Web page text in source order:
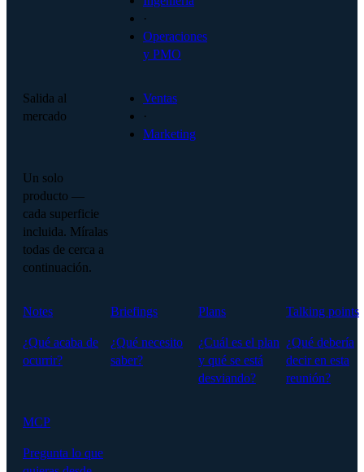
·
Operaciones
y PMO
Salida al
mercado
Ventas
·
Marketing
Un solo
producto —
cada superficie
incluida. Míralas
todas de cerca a
continuación.
Notes
¿Qué acaba de
ocurrir?
Briefings
¿Qué necesito
saber?
Plans
¿Cuál es el plan
y qué se está
desviando?
Talking points
¿Qué debería
decir en esta
reunión?
MCP
Pregunta lo que